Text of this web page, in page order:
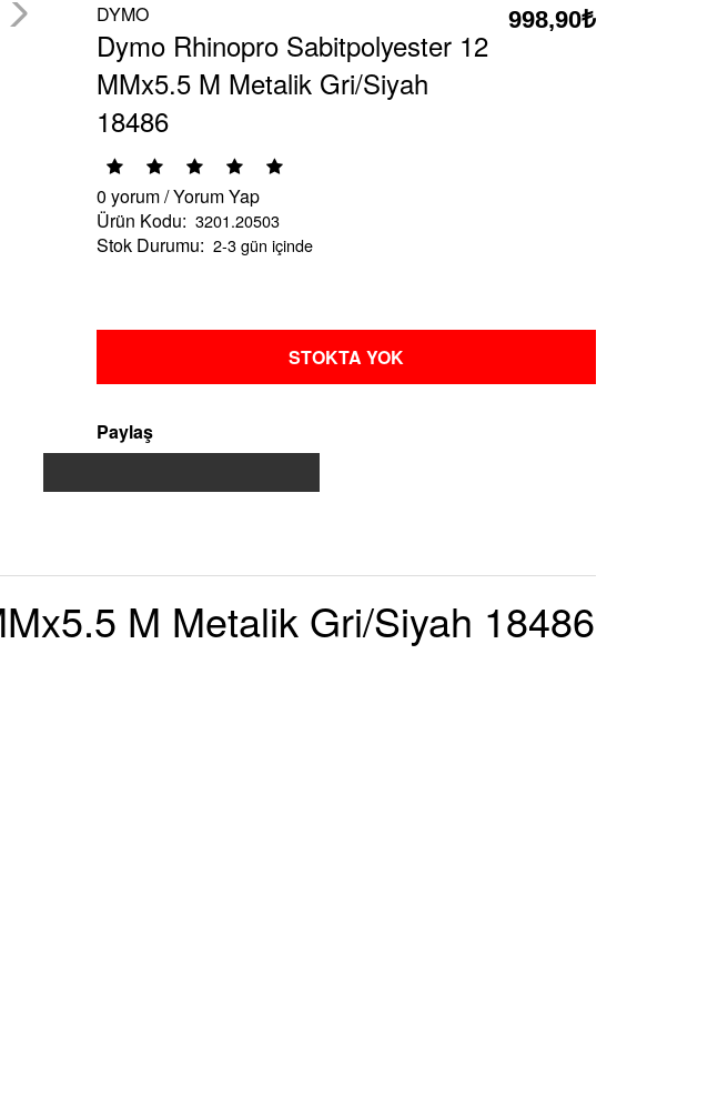
DYMO
Dymo Rhinopro Sabitpolyester 12
MMx5.5 M Metalik Gri/Siyah
18486
0 yorum/Yorum Yap
Ürün Kodu: 3201.20503
Stok Durumu: 2-3 gün içinde
998,90₺
STOKTA YOK
Paylaş
M Metalik Gri/Siyah 18486